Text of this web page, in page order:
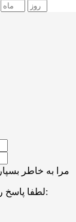
مرا به خاطر بسپار
لطفا پاسخ را به عدد انگلیسی وارد کنید: